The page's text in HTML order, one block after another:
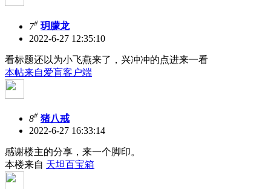
7# 玥朦龙
2022-6-27 12:35:10
看标题还以为小飞燕来了，兴冲冲的点进来一看
本帖来自爱盲客户端
8# 猪八戒
2022-6-27 16:33:14
感谢楼主的分享，来一个脚印。
本楼来自 天坦百宝箱